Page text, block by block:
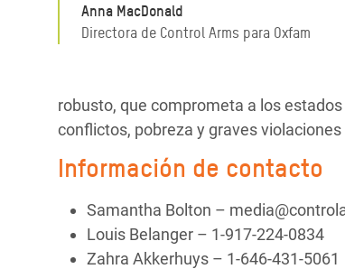
Anna MacDonald
Directora de Control Arms para Oxfam
robusto, que comprometa a los
conflictos, pobreza y graves
Información de contacto
Samantha Bolton –
Louis Belanger – 1-917-224-0834
Zahra Akkerhuys – 1-646-431-5061